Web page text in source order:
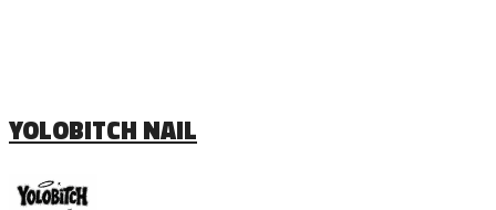
YOLOBITCH NAIL